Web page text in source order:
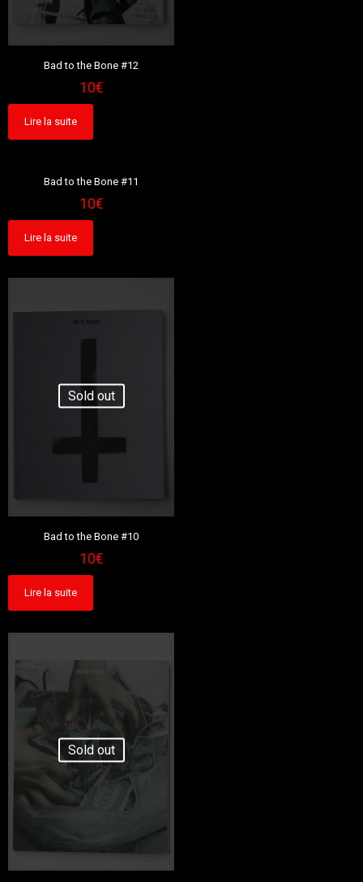
Bad to the Bone #12
10€
Lire la suite
Bad to the Bone #11
10€
Lire la suite
Sold out
Bad to the Bone #10
10€
Lire la suite
Sold out